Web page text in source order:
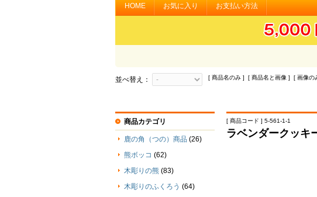
HOME お気に入り お支払い方法
並べ替え： [ 商品名のみ ] [ 商品名と画像 ] [ 画像の
[ 商品コード ] 5-561-1-1
ラベンダークッキ
商品カテゴリ
鹿の角（つの）商品 (26)
熊ボッコ (62)
木彫りの熊 (83)
木彫りのふくろう (64)